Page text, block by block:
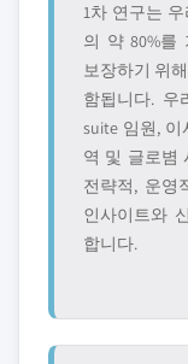
1차 연구는
의 약 80%를
보장하기 위
함됩니다. 우
suite 임원, 이
역 및 글로볌
전략적, 운영
인사이트와
합니다.